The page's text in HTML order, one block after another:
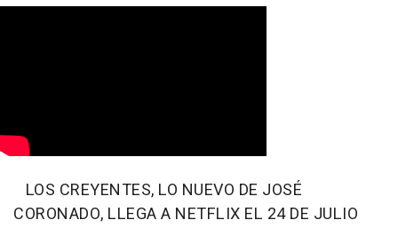
LOS CREYENTES, LO NUEVO DE JOSÉ
CORONADO, LLEGA A NETFLIX EL 24 DE JULIO